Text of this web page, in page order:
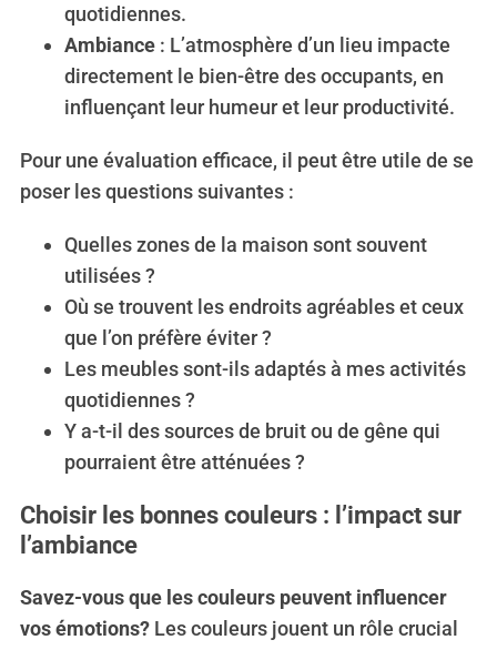
quotidiennes.
Ambiance: L’atmosphère d’un lieu impacte
directement le bien-être des occupants, en
influençant leur humeur et leur productivité.
Pour une évaluation efficace, il peut être utile de se
poser les questions suivantes :
Quelles zones de la maison sont souvent
utilisées ?
Où se trouvent les endroits agréables et ceux
que l’on préfère éviter ?
Les meubles sont-ils adaptés à mes activités
quotidiennes ?
Y a-t-il des sources de bruit ou de gêne qui
pourraient être atténuées ?
Choisir les bonnes couleurs : l’impact sur
l’ambiance
Savez-vous que les couleurs peuvent influencer
vos émotions?Les couleurs jouent un rôle crucial